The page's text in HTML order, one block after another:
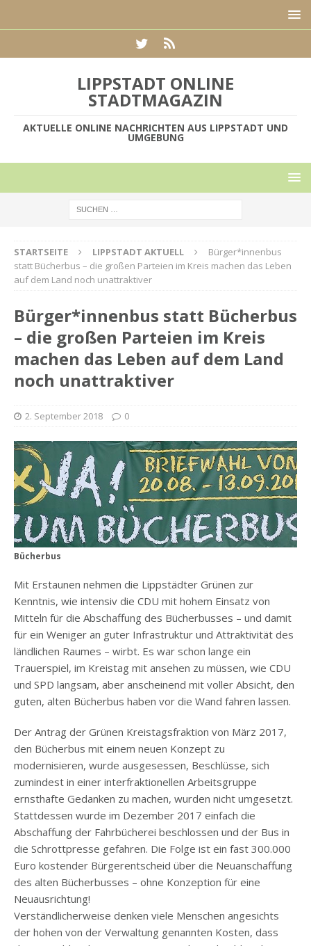
LIPPSTADT ONLINE
STADTMAGAZIN
AKTUELLE ONLINE NACHRICHTEN AUS LIPPSTADT UND
UMGEBUNG
STARTSEITE LIPPSTADT AKTUELL
Bürger*innenbus
statt Bücherbus – die großen Parteien im Kreis machen das Leben
auf dem Land noch unattraktiver
Bürger*innenbus statt Bücherbus
– die großen Parteien im Kreis
machen das Leben auf dem Land
noch unattraktiver
2. September 2018 0
Bücherbus
Mit Erstaunen nehmen die Lippstädter Grünen zur
Kenntnis, wie intensiv die CDU mit hohem Einsatz von
Mitteln für die Abschaffung des Bücherbusses – und damit
für ein Weniger an guter Infrastruktur und Attraktivität des
ländlichen Raumes – wirbt. Es war schon lange ein
Trauerspiel, im Kreistag mit ansehen zu müssen, wie CDU
und SPD langsam, aber anscheinend mit voller Absicht, den
guten, alten Bücherbus haben vor die Wand fahren lassen.
Der Antrag der Grünen Kreistagsfraktion von März 2017,
den Bücherbus mit einem neuen Konzept zu
modernisieren, wurde ausgesessen, Beschlüsse, sich
zumindest in einer interfraktionellen Arbeitsgruppe
ernsthafte Gedanken zu machen, wurden nicht umgesetzt.
Stattdessen wurde im Dezember 2017 einfach die
Abschaffung der Fahrbücherei beschlossen und der Bus in
die Schrottpresse gefahren. Die Folge ist ein fast 300.000
Euro kostender Bürgerentscheid über die Neuanschaffung
des alten Bücherbusses – ohne Konzeption für eine
Neuausrichtung!
Verständlicherweise denken viele Menschen angesichts
der hohen von der Verwaltung genannten Kosten, dass